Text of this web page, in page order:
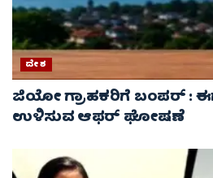
ದೇಶ
ಜಿಯೋ ಗ್ರಾಹಕರಿಗೆ ಬಂಪರ್ :
ಉಳಿಸುವ ಆಫರ್ ಘೋಷಣೆ